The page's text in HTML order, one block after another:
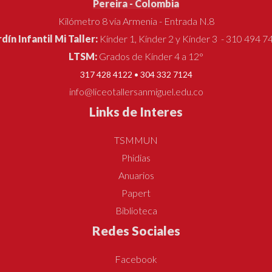
Pereira - Colombia
Kilómetro 8 vía Armenia - Entrada N.8
Infantil Mi Taller: Kínder 1, Kínder 2 y Kínder 3 - 310 494
LTSM: Grados de Kínder 4 a 12°
317 428 4122 • 304 332 7124
info@liceotallersanmiguel.edu.co
Links de Interes
TSMMUN
Phidias
Anuarios
Papert
Biblioteca
Redes Sociales
Facebook